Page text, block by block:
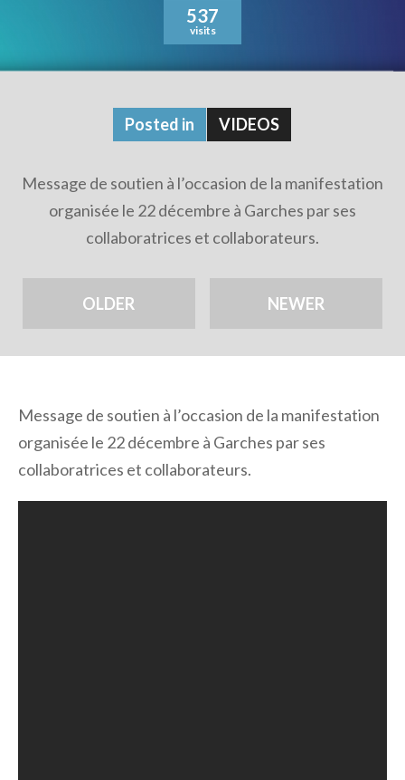
537
visits
Posted in VIDEOS
Message de soutien à l’occasion de la manifestation
organisée le 22 décembre à Garches par ses
collaboratrices et collaborateurs.
OLDER NEWER
Message de soutien à l’occasion de la manifestation
organisée le 22 décembre à Garches par ses
collaboratrices et collaborateurs.